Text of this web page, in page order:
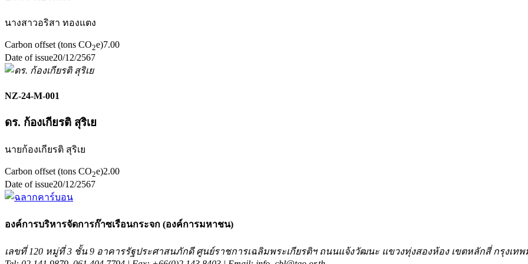
นางสาวอริสา ทองแตง
Carbon offset (tons CO2e)7.00
Date of issue20/12/2567
NZ-24-M-001
ดร. ก้องเกียรติ สุริเย
นายก้องเกียรติ สุริเย
Carbon offset (tons CO2e)2.00
Date of issue20/12/2567
องค์การบริหารจัดการก๊าซเรือนกระจก (องค์การมหาชน)
เลขที่ 120 หมู่ที่ 3 ชั้น 9 อาคารรัฐประศาสนภักดี ศูนย์ราชการเฉลิมพระเกียรติฯ ถนนแจ้งวัฒนะ แขวงทุ่งสองห้อง เขตหลักสี่ กรุงเทพ